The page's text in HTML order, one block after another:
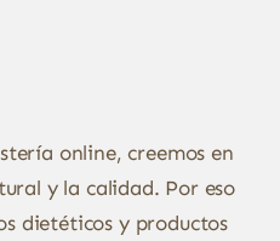
online, creemos en
y la calidad. Por eso
dietéticos y productos